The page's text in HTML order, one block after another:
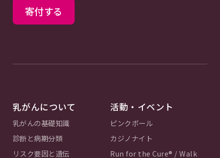
寄付する
乳がんについて
乳がんの基礎知識
診断と病期分類
リスク要因と遺伝
活動・イベント
ピンクボール
カジノナイト
Run for the Cure® / Walk